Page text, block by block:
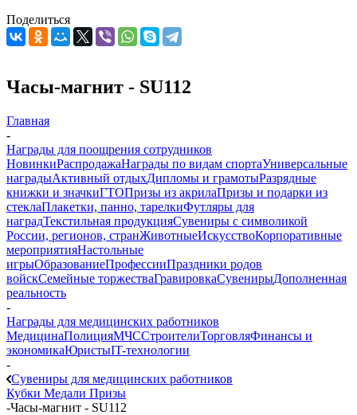
Поделиться
Часы-магнит - SU112
Главная
-
Награды для поощрения сотрудников
НовинкиРаспродажаНаграды по видам спортаУниверсальные
наградыАктивный отдыхДипломы и грамотыРазрядные
книжки и значкиГТОПризы из акрилаПризы и подарки из
стеклаПлакетки, панно, тарелкиФутляры для
наградТекстильная продукцияСувениры с символикой
России, регионов, странЖивотныеИскусствоКорпоративные
мероприятияНастольные
игрыОбразованиеПрофессииПраздники родов
войскСемейные торжестваГравировкаСувенирыДополненная
реальность
-
Награды для медицинских работников
МедицинаПолицияМЧССтроителиТорговляФинансы и
экономикаЮристыIT-технологии
-
Сувениры для медицинских работников
Кубки Медали Призы
-Часы-магнит - SU112